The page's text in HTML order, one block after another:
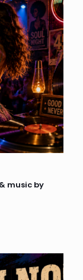
music by